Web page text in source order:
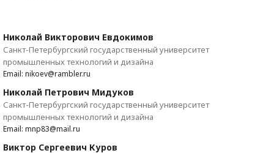
Николай Викторович Евдокимов
Санкт-Петербургский государственный университет
промышленных технологий и дизайна
Email: nikoev@rambler.ru
Николай Петрович Мидуков
Санкт-Петербургский государственный университет
промышленных технологий и дизайна
Email: mnp83@mail.ru
Виктор Сергеевич Куров